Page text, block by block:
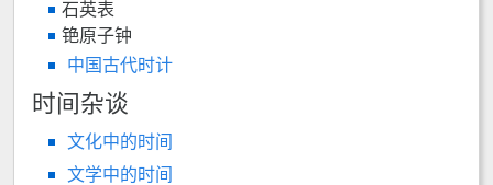
石英表
铯原子钟
中国古代时计
时间杂谈
文化中的时间
文学中的时间